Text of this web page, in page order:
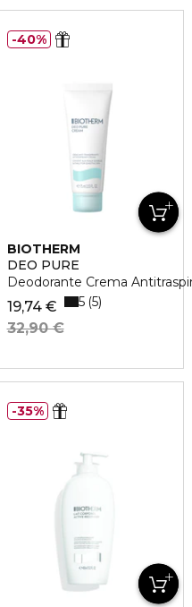
BIOTHERM
DEO PURE
Deodorante Crema
19,74 €
32,90 €
5 5
40%
35%